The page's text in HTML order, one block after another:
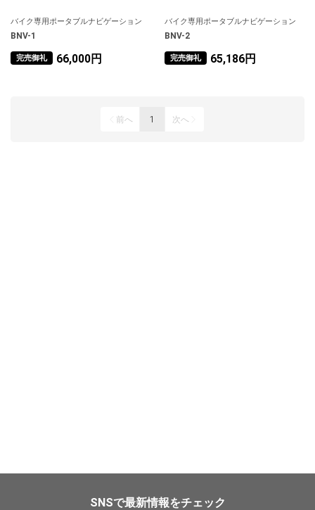
バイク専用ポータブルナビゲーション
BNV-1
完売御礼 66,000円
バイク専用ポータブルナビゲーション
BNV-2
完売御礼 65,186円
前へ 1 次へ
SNSで最新情報をチェック